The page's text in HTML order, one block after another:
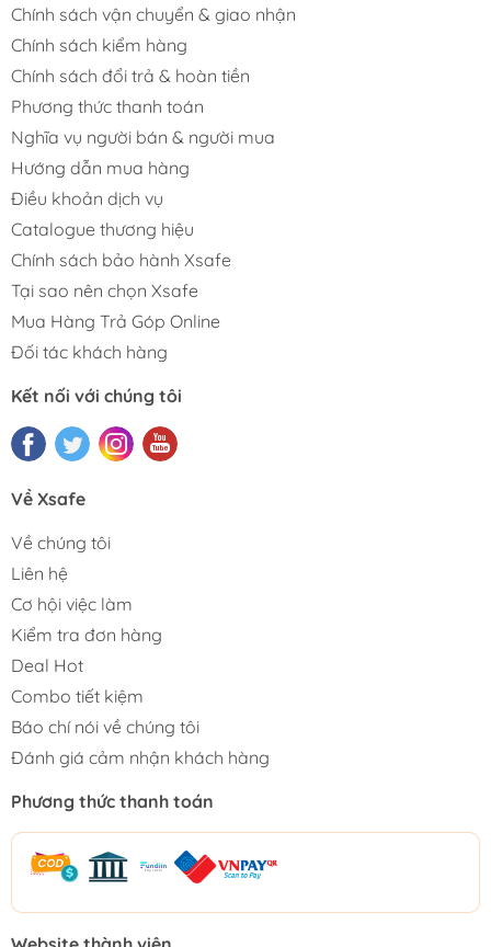
Chính sách vận chuyển & giao nhận
Chính sách kiểm hàng
Chính sách đổi trả & hoàn tiền
Phương thức thanh toán
Nghĩa vụ người bán & người mua
Hướng dẫn mua hàng
Điều khoản dịch vụ
Catalogue thương hiệu
Chính sách bảo hành Xsafe
Tại sao nên chọn Xsafe
Mua Hàng Trả Góp Online
Đối tác khách hàng
Kết nối với chúng tôi
Về Xsafe
Về chúng tôi
Liên hệ
Cơ hội việc làm
Kiểm tra đơn hàng
Deal Hot
Combo tiết kiệm
Báo chí nói về chúng tôi
Đánh giá cảm nhận khách hàng
Phương thức thanh toán